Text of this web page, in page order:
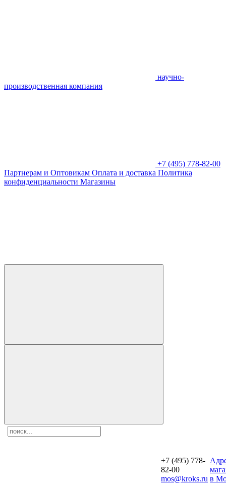
научно-
производственная компания
+7 (495) 778-82-00
Партнерам и Оптовикам Оплата и доставка Политика
конфиденциальности Магазины
+7 (495) 778-
82-00
mos@kroks.ru в